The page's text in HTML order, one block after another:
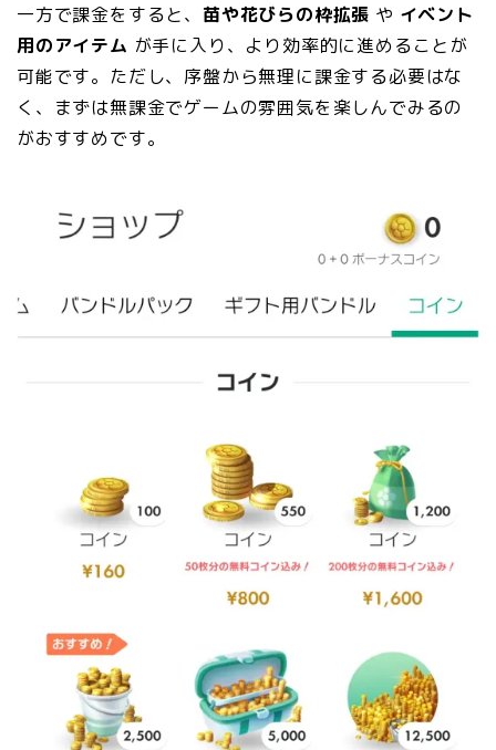
一方で課金をすると、 苗や花びらの枠拡張 や イベント
用のアイテム が手に入り、より効率的に進めることが
可能です。ただし、序盤から無理に課金する必要はな
く、まずは無課金でゲームの雰囲気を楽しんでみるの
がおすすめです。